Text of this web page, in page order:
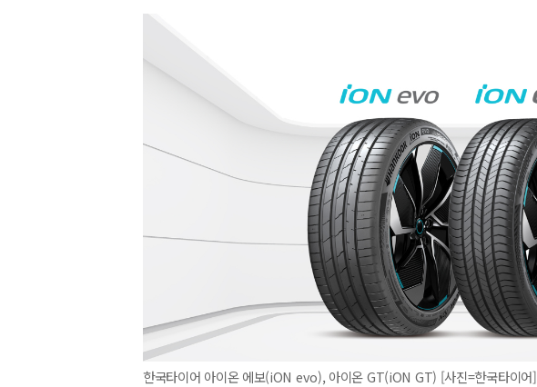
한국타이어 아이온 에보(iON evo), 아이온 GT(iON GT) [사진=한국타이어]